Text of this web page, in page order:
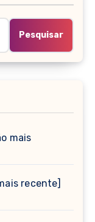
Pesquisar
mais
recente]